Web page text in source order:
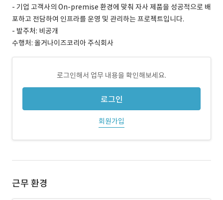
- 기업 고객사의 On-premise 환경에 맞춰 자사 제품을 성공적으로 배
포하고 전담하여 인프라를 운영 및 관리하는 프로젝트입니다.
- 발주처: 비공개
수행처: 올거나이즈코리아 주식회사
로그인해서 업무 내용을 확인해보세요.
로그인
회원가입
근무 환경